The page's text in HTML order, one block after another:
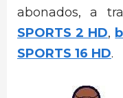
abonados, a
SPORTS 2 HD,
SPORTS 16 HD.